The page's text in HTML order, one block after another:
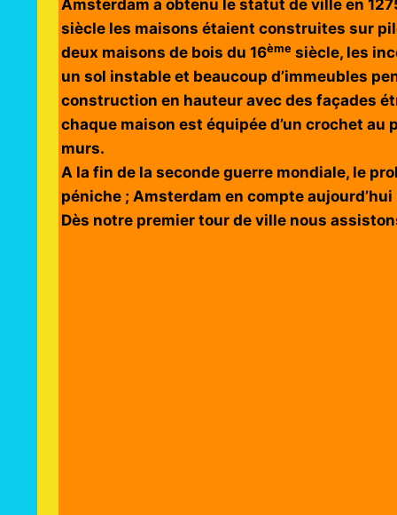
Amsterdam a obtenu le statut de ville en
siècle les maisons étaient construites sur
deux maisons de bois du 16èmesiècle, les
un sol instable et beaucoup d’immeubles
construction en hauteur avec des façades
chaque maison est équipée d’un crochet au
murs.
A la fin de la seconde guerre mondiale, le
péniche ; Amsterdam en compte
Dès notre premier tour de ville nous